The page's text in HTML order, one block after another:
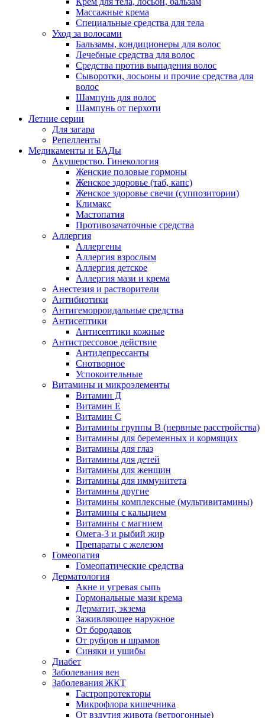
Массажные крема
Специальные средства для тела
Уход за волосами
Бальзамы, кондиционеры для волос
Лечебные средства для волос
Средства против выпадения волос
Сыворотки, лосьоны и прочие средства для
волос
Шампунь для волос
Шампунь от перхоти
Летние серии
Для загара
Репелленты
Медикаменты и БАДы
Акушерство. Гинекология
Женские половые гормоны
Женское здоровье (таб, капс)
Женское здоровье свечи (суппозитории)
Климакс
Мастопатия
Противозачаточные средства
Аллергия
Аллергены
Аллергия взрослым
Аллергия детское
Аллергия мази и крема
Анестезия и растворители
Антибиотики
Антигеморроидальные средства
Антисептики
Антисептики кожные
Антистрессовое действие
Антидепрессанты
Снотворное
Успокоительные
Витамины и микроэлементы
Витамин Д
Витамин Е
Витамин С
Витамины группы В (нервные расстройства)
Витамины для беременных и кормящих
Витамины для глаз
Витамины для детей
Витамины для женщин
Витамины для иммунитета
Витамины другие
Витамины комплексные (мультивитамины)
Витамины с кальцием
Витамины с магнием
Омега-3 и рыбий жир
Препараты с железом
Гомеопатия
Гомеопатические средства
Дерматология
Акне и угревая сыпь
Гормональные мази крема
Дерматит, экзема
Заживляющее наружное
От бородавок
От рубцов и шрамов
Синяки и ушибы
Диабет
Заболевания вен
Заболевания ЖКТ
Гастропротекторы
Микрофлора кишечника
От вздутия живота (ветрогонные)